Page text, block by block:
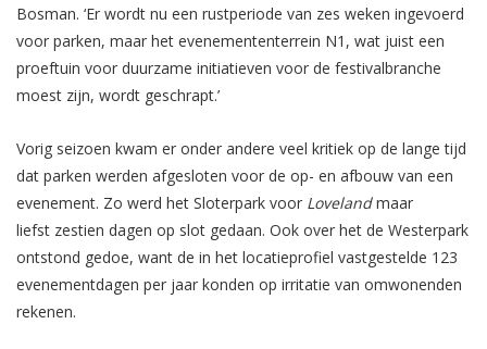
Bosman. ‘Er wordt nu een rustperiode van zes weken ingevoerd
voor parken, maar het evenemententerrein N1, wat juist een
proeftuin voor duurzame initiatieven voor de festivalbranche
moest zijn, wordt geschrapt.’
Vorig seizoen kwam er onder andere veel kritiek op de lange tijd
dat parken werden afgesloten voor de op- en afbouw van een
evenement. Zo werd het Sloterpark voor Loveland maar
liefst zestien dagen op slot gedaan. Ook over het de Westerpark
ontstond gedoe, want de in het locatieprofiel vastgestelde 123
evenementdagen per jaar konden op irritatie van omwonenden
rekenen.